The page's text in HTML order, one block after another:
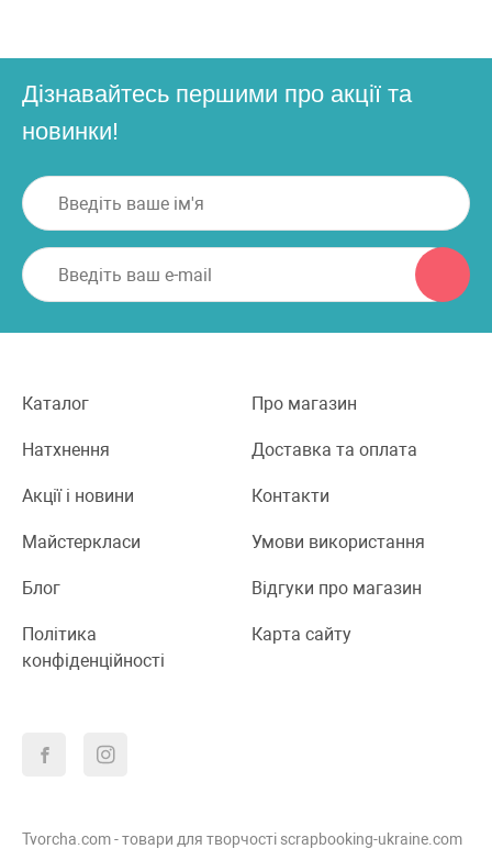
Дізнавайтесь першими про акції та
новинки!
Каталог Про магазин
Натхнення Доставка та оплата
Акції і новини Контакти
Майстеркласи Умови використання
Блог Відгуки про магазин
Політика
конфіденційності
Карта сайту
Tvorcha.com - товари для творчості scrapbooking-ukraine.com